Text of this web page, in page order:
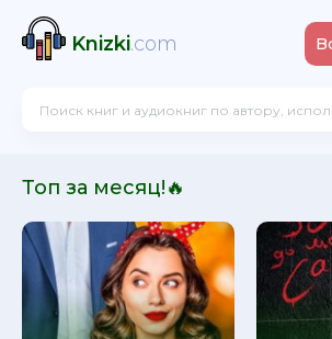
Knizki.com
Топ за месяц!🔥